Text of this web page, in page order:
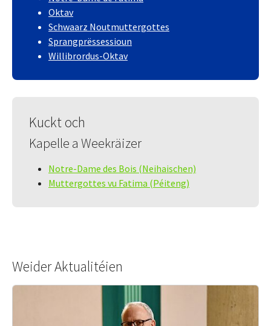
Oktav
Schwaarz Noutmuttergottes
Sprangprëssessioun
Willibrordus-Oktav
Kuckt och
Kapelle a Weekräizer
Notre-Dame des Bois (Neihaischen)
Muttergottes vu Fatima (Péiteng)
Weider Aktualitéien